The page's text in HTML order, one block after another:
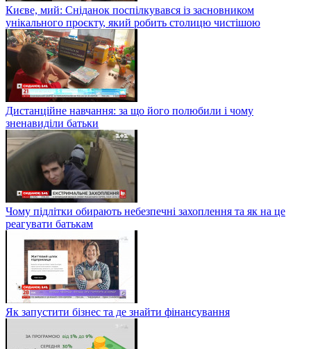
Києве, мий: Сніданок поспілкувався із засновником
унікального проєкту, який робить столицю чистішою
Дистанційне навчання: за що його полюбили і чому
зненавиділи батьки
Чому підлітки обирають небезпечні захоплення та як на це
реагувати батькам
Як запустити бізнес та де знайти фінансування